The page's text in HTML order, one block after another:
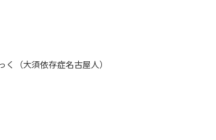
く（大須依存症名古屋人）